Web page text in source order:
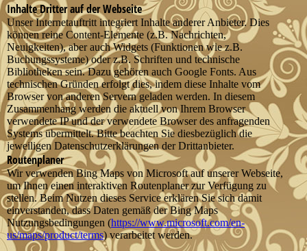
Inhalte Dritter auf der Webseite
Unser Internetauftritt integriert Inhalte anderer Anbieter. Dies
können reine Content-Elemente (z.B. Nachrichten,
Neuigkeiten), aber auch Widgets (Funktionen wie z.B.
Buchungssysteme) oder z.B. Schriften und technische
Bibliotheken sein. Dazu gehören auch Google Fonts. Aus
technischen Gründen erfolgt dies, indem diese Inhalte vom
Browser von anderen Servern geladen werden. In diesem
Zusammenhang werden die aktuell von Ihrem Browser
verwendete IP und der verwendete Browser des anfragenden
Systems übermittelt. Bitte beachten Sie diesbezüglich die
jeweiligen Datenschutzerklärungen der Drittanbieter.
Routenplaner
Wir verwenden Bing Maps von Microsoft auf unserer Webseite,
um Ihnen einen interaktiven Routenplaner zur Verfügung zu
stellen. Beim Nutzen dieses Service erklären Sie sich damit
einverstanden, dass Daten gemäß der Bing Maps
Nutzungsbedingungen (https://www.microsoft.com/en-
us/maps/product/terms) verarbeitet werden.